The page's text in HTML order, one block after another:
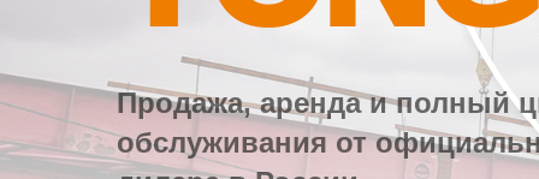
Продажа, аренда и полный
обслуживания от